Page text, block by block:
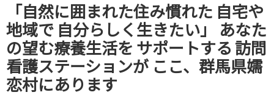
「自然に囲まれた住み慣れた 自宅や
地域で 自分らしく生きたい」 あなた
の望む療養生活を サポートする 訪問
看護ステーションが ここ、群馬県嬬
恋村にあります